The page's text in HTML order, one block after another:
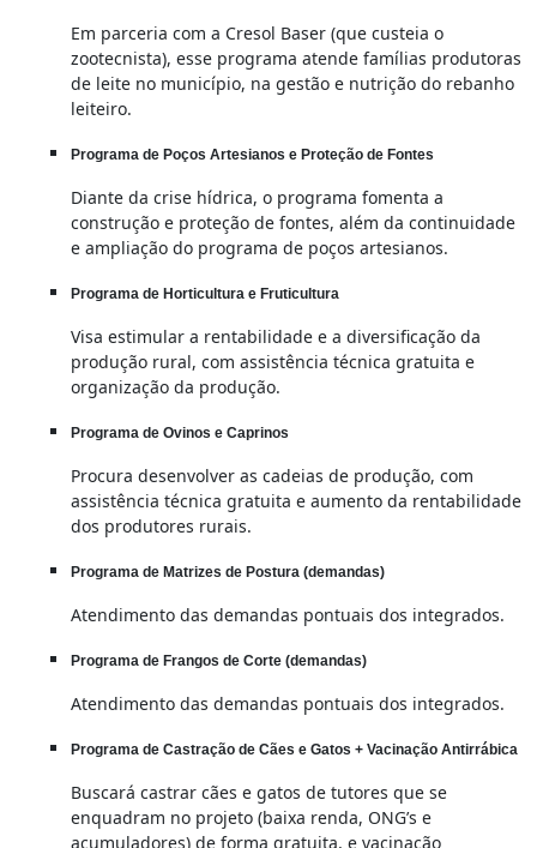
Em parceria com a Cresol Baser (que custeia o
zootecnista), esse programa atende famílias produtoras
de leite no município, na gestão e nutrição do rebanho
leiteiro.
Programa de Poços Artesianos e Proteção de Fontes
Diante da crise hídrica, o programa fomenta a
construção e proteção de fontes, além da continuidade
e ampliação do programa de poços artesianos.
Programa de Horticultura e Fruticultura
Visa estimular a rentabilidade e a diversificação da
produção rural, com assistência técnica gratuita e
organização da produção.
Programa de Ovinos e Caprinos
Procura desenvolver as cadeias de produção, com
assistência técnica gratuita e aumento da rentabilidade
dos produtores rurais.
Programa de Matrizes de Postura (demandas)
Atendimento das demandas pontuais dos integrados.
Programa de Frangos de Corte (demandas)
Atendimento das demandas pontuais dos integrados.
Programa de Castração de Cães e Gatos + Vacinação Antirrábica
Buscará castrar cães e gatos de tutores que se
enquadram no projeto (baixa renda, ONG’s e
acumuladores) de forma gratuita, e vacinação